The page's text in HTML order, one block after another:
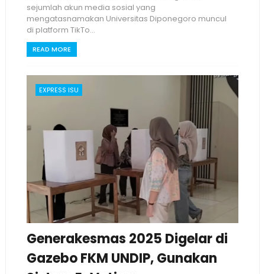
sejumlah akun media sosial yang
mengatasnamakan Universitas Diponegoro muncul
di platform TikTo...
READ MORE
EXPRESS ISU
Generakesmas 2025 Digelar di
Gazebo FKM UNDIP, Gunakan